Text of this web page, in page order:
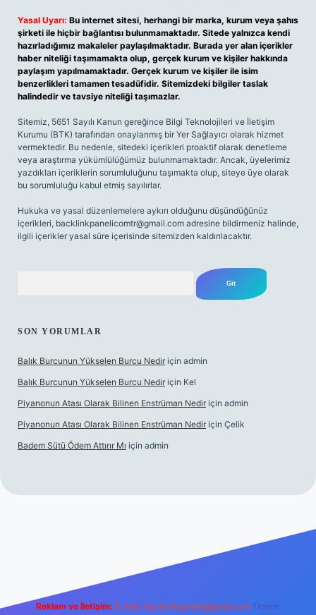
Yasal Uyarı: Bu internet sitesi, herhangi bir marka, kurum veya şahıs
şirketi ile hiçbir bağlantısı bulunmamaktadır. Sitede yalnızca kendi
hazırladığımız makaleler paylaşılmaktadır. Burada yer alan içerikler
haber niteliği taşımamakta olup, gerçek kurum ve kişiler hakkında
paylaşım yapılmamaktadır. Gerçek kurum ve kişiler ile isim
benzerlikleri tamamen tesadüfidir. Sitemizdeki bilgiler taslak
halindedir ve tavsiye niteliği taşımazlar.
Sitemiz, 5651 Sayılı Kanun gereğince Bilgi Teknolojileri ve İletişim
Kurumu (BTK) tarafından onaylanmış bir Yer Sağlayıcı olarak hizmet
vermektedir. Bu nedenle, sitedeki içerikleri proaktif olarak denetleme
veya araştırma yükümlülüğümüz bulunmamaktadır. Ancak, üyelerimiz
yazdıkları içeriklerin sorumluluğunu taşımakta olup, siteye üye olarak
bu sorumluluğu kabul etmiş sayılırlar.
Hukuka ve yasal düzenlemelere aykırı olduğunu düşündüğünüz
içerikleri, backlinkpanelicomtr@gmail.com adresine bildirmeniz halinde,
ilgili içerikler yasal süre içerisinde sitemizden kaldırılacaktır.
SON YORUMLAR
Balık Burcunun Yükselen Burcu Nedir için admin
Balık Burcunun Yükselen Burcu Nedir için Kel
Piyanonun Atası Olarak Bilinen Enstrüman Nedir için admin
Piyanonun Atası Olarak Bilinen Enstrüman Nedir için Çelik
Badem Sütü Ödem Attırır Mı için admin
Reklam ve İletişim: E-mail: backlinkpaneli@gmail.com Teams: